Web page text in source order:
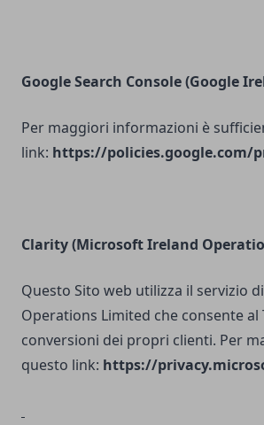
Google Search Console(Google
Per maggiori informazioni è
link: https://policies.google.com/
Clarity (Microsoft Ireland
Questo Sito web utilizza il servizio
Operations Limited che consente
conversioni dei propri clienti. Per
questo link: https://